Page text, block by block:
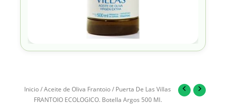
Inicio/Aceite de Oliva Frantoio/ Puerta De Las Villas
FRANTOIO ECOLOGICO. Botella Argos 500 Ml.